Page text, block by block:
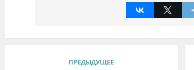
ПРЕДЫДУЩЕЕ